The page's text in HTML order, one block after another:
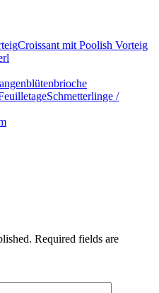
Croissant mit Poolish Vorteig
Schmetterlinge /
Required fields are